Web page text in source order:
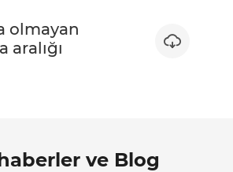
olmayan
aralığı

ve Blog